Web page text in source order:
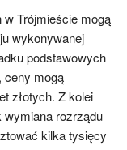
Trójmieście mogą
wykonywanej
podstawowych
ceny mogą
złotych. Z kolei
wymiana rozrządu
kilka tysięcy